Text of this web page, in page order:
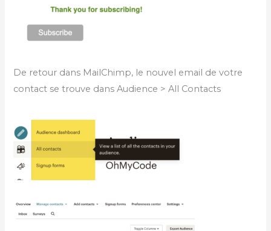
De retour dans MailChimp, le nouvel email de votre
contact se trouve dans Audience > All Contacts